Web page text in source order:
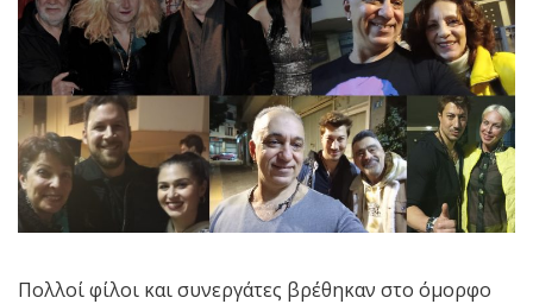
Πολλοί φίλοι και συνεργάτες βρέθηκαν στο όμορφο